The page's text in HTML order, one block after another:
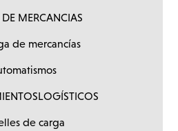
MERCANCIAS
de mercancías
de carga